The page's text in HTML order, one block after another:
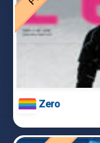
Zero